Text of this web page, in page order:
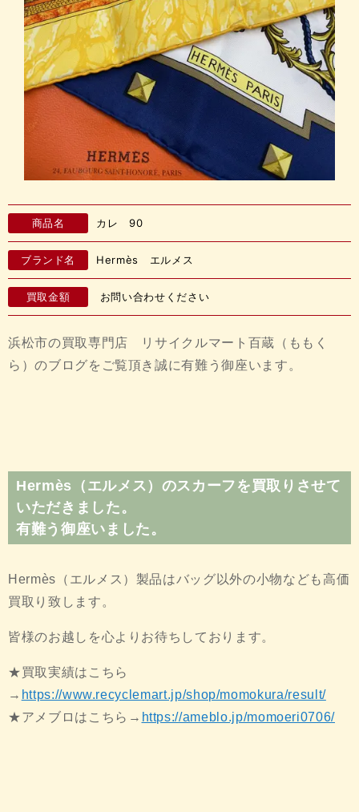
商品名 カレ 90
ブランド名 Hermès エルメス
買取金額 お問い合わせください
浜松市の買取専門店 リサイクルマート百蔵（ももく
ら）のブログをご覧頂き誠に有難う御座います。
Hermès（エルメス）のスカーフを買取りさせて
いただきました。
有難う御座いました。
Hermès（エルメス）製品はバッグ以外の小物なども高価
買取り致します。
皆様のお越しを心よりお待ちしております。
★買取実績はこちら
→ https://www.recyclemart.jp/shop/momokura/result/
★アメブロはこちら→ https://ameblo.jp/momoeri0706/